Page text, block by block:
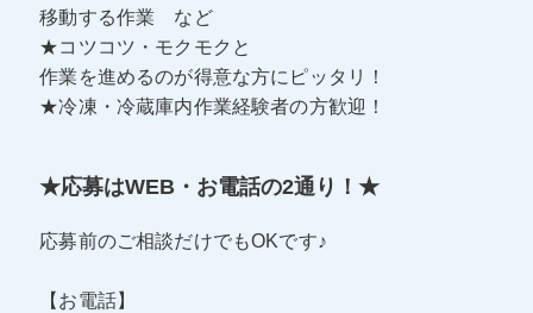
移動する作業 など
★コツコツ・モクモクと
作業を進めるのが得意な方にピッタリ！
★冷凍・冷蔵庫内作業経験者の方歓迎！
★応募はWEB・お電話の2通り！★
応募前のご相談だけでもOKです♪
【お電話】